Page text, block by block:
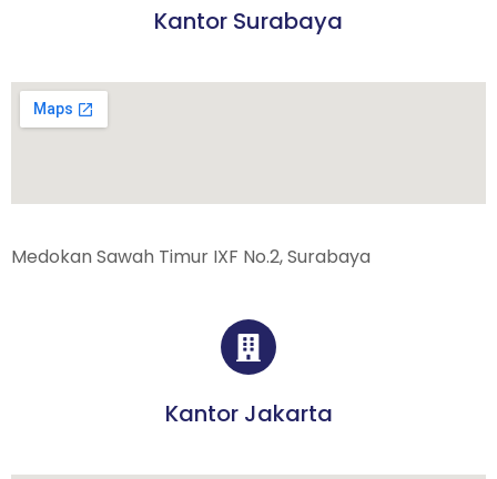
Kantor Surabaya
Medokan Sawah Timur IXF No.2, Surabaya
Kantor Jakarta